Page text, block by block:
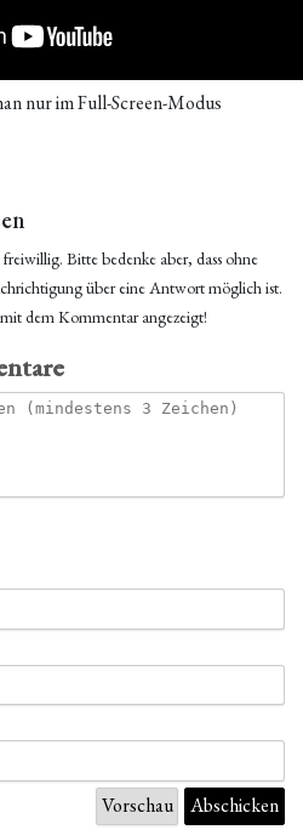
nur im Full-Screen-Modus
Bitte bedenke aber, dass ohne
über eine Antwort möglich ist.
dem Kommentar angezeigt!